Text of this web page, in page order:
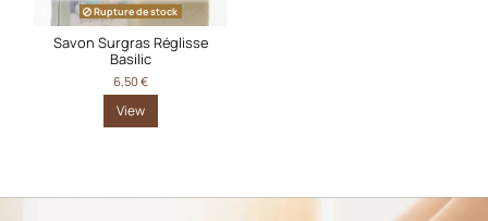
Rupture de stock
Savon Surgras Réglisse
Basilic
6,50 €
View